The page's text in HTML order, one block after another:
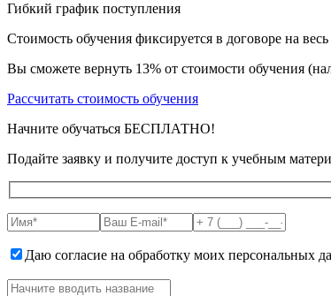
Гибкий график поступления
Стоимость обучения фиксируется в договоре на
Вы сможете вернуть 13% от стоимости обучения
Рассчитать стоимость обучения
Начните обучаться БЕСПЛАТНО!
Подайте заявку и получите доступ к учебным
Даю согласие на обработку моих